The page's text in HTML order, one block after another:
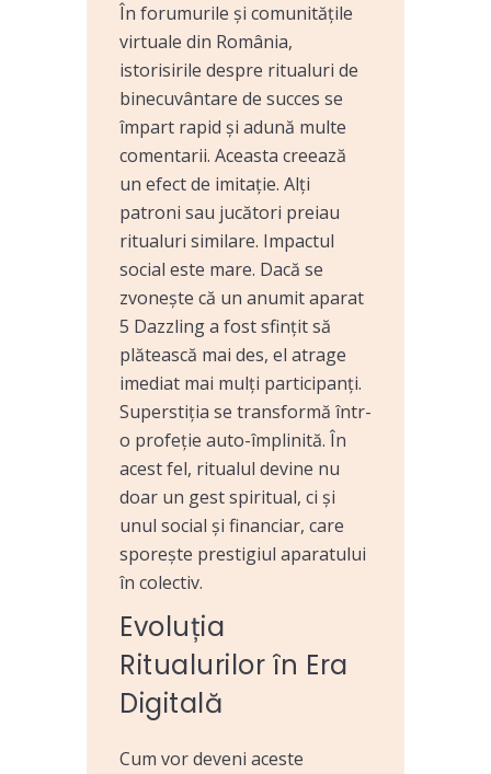
În forumurile și comunitățile
virtuale din România,
istorisirile despre ritualuri de
binecuvântare de succes se
împart rapid și adună multe
comentarii. Aceasta creează
un efect de imitație. Alți
patroni sau jucători preiau
ritualuri similare. Impactul
social este mare. Dacă se
zvonește că un anumit aparat
5 Dazzling a fost sfințit să
plătească mai des, el atrage
imediat mai mulți participanți.
Superstiția se transformă într-
o profeție auto-împlinită. În
acest fel, ritualul devine nu
doar un gest spiritual, ci și
unul social și financiar, care
sporește prestigiul aparatului
în colectiv.
Evoluția
Ritualurilor în Era
Digitală
Cum vor deveni aceste